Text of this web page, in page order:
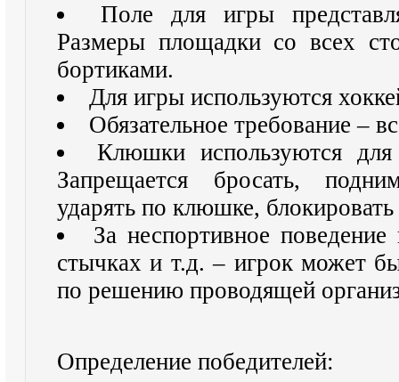
Поле для игры
Размеры площадки со всех
бортиками.
Для игры используются
Обязательное требование –
Клюшки используются
Запрещается бросать,
ударять по клюшке,
За неспортивное
стычках и т.д. – игрок может
по решению проводящей
Определение победителей: